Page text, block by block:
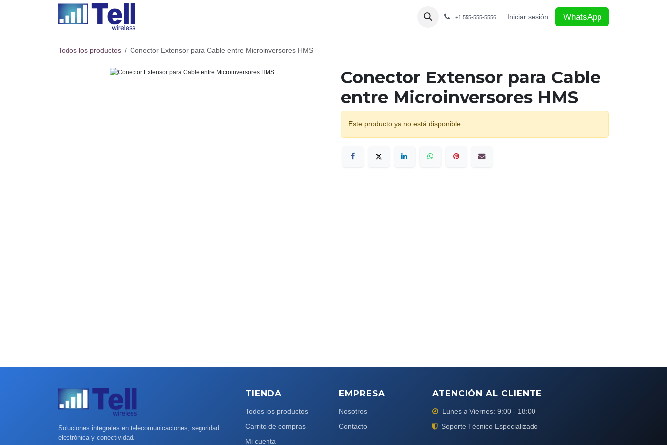
+1 555-555-5556 Iniciar sesión WhatsApp
Todos los productos Conector Extensor para Cable entre Microinversores HMS
Conector Extensor para Cable
entre Microinversores HMS
Este producto ya no está disponible.
Soluciones integrales en telecomunicaciones, seguridad
electrónica y conectividad.
TIENDA
Todos los productos
Carrito de compras
Mi cuenta
EMPRESA
Nosotros
Contacto
ATENCIÓN AL CLIENTE
Lunes a Viernes: 9:00 - 18:00
Soporte Técnico Especializado